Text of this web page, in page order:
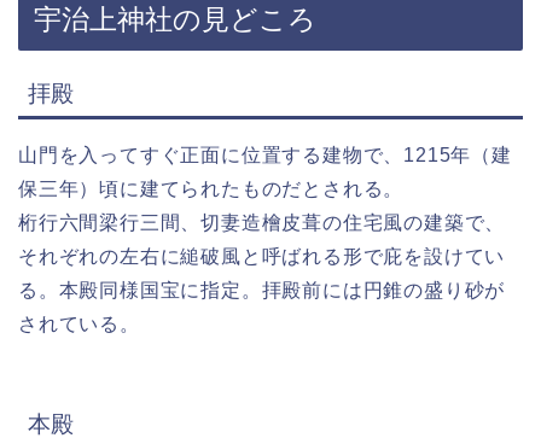
宇治上神社の見どころ
拝殿
山門を入ってすぐ正面に位置する建物で、1215年（建
保三年）頃に建てられたものだとされる。
桁行六間梁行三間、切妻造檜皮葺の住宅風の建築で、
それぞれの左右に縋破風と呼ばれる形で庇を設けてい
る。本殿同様国宝に指定。拝殿前には円錐の盛り砂が
されている。
本殿